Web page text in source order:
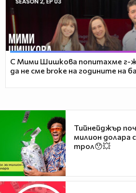
С Мими Шишкова попитахме г-
да не сме broke на годините на
Тийнейджър
милион долара
трол😯💥